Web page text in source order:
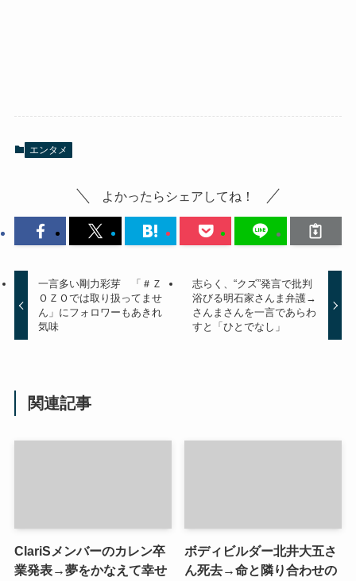
エンタメ
よかったらシェアしてね！
一言多い剛力彩芽 「＃Ｚ
ＯＺＯでは取り扱ってませ
ん」にフォロワーもあきれ
気味
志らく、“クズ”発言で批判
浴びる明石家さんま弁護→
さんまさんを一言であらわ
すと「ひとでなし」
関連記事
ClariSメンバーのカレン卒
業発表→夢をかなえて幸せ
ボディビルダー北井大五さ
ん死去→命と隣り合わせの